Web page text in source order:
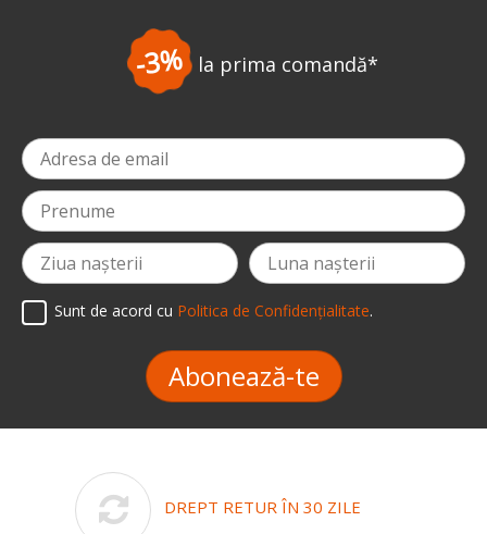
-3% la prima comandă*
Sunt de acord cu Politica de Confidențialitate.
Abonează-te
DREPT RETUR ÎN 30 ZILE